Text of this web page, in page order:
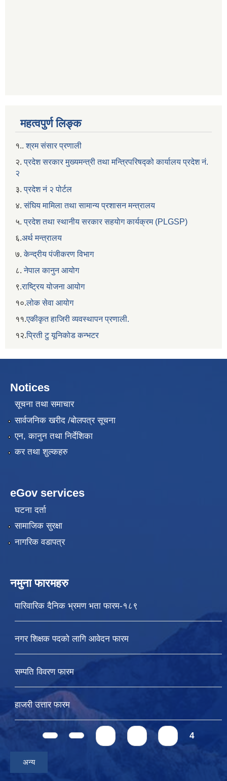
महत्वपुर्ण लिङ्क
१..श्रम संसार प्रणाली
२. प्रदेश सरकार मुख्यमन्त्री तथा मन्त्रिपरिषद्को कार्यालय प्रदेश नं.
२
३.प्रदेश नं २ पोर्टल
४.संघिय मामिला तथा सामान्य प्रशासन मन्त्रालय
५.प्रदेश तथा स्थानीय सरकार सहयाेग कार्यक्रम (PLGSP)
६.अर्थ मन्त्रालय
७.केन्द्रीय पंजीकरण विभाग
८.नेपाल कानुन आयोग
९.राष्ट्रिय योजना आयोग
१०.लोक सेवा आयोग
११.एकीकृत हाजिरी व्यवस्थापन प्रणाली.
१२.प्रिती टु यूनिकोड कन्भटर
Notices
सूचना तथा समाचार
सार्वजनिक खरीद /बोलपत्र सूचना
एन, कानुन तथा निर्देशिका
कर तथा शुल्कहरु
eGov services
घटना दर्ता
सामाजिक सुरक्षा
नागरिक वडापत्र
नमुना फारमहरु
पारिवारिक दैनिक भ्रमण भता फारम-१८९
नगर शिक्षक पदको लागि आवेदन फारम
सम्पति विवरण फारम
हाजरी उत्तार फारम
Pages 4
अन्य